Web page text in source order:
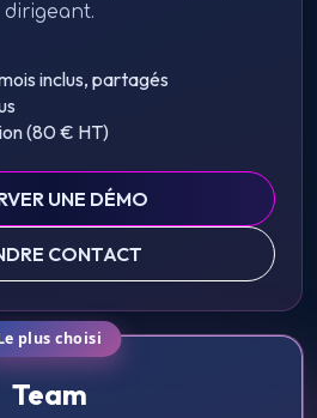
dirigeant.
inclus, partagés
(80 € HT)
UNE DÉMO
CONTACT
plus choisi
Team